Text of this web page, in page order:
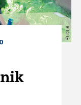
© DLR